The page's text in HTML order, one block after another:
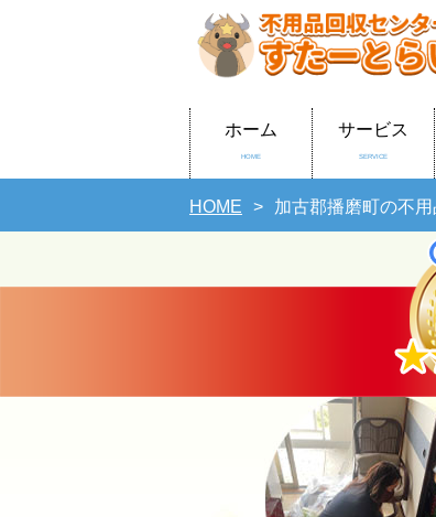
ホーム
HOME
サービス
SERVICE
HOME 加古郡播磨町の不